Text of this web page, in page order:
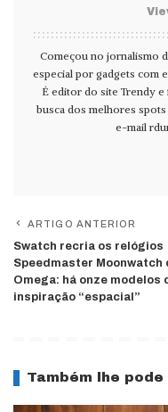
Começou no jornalismo
especial por gadgets com
É editor do site Trendy e
busca dos melhores
e-mail
ARTIGO ANTERIOR
Swatch recria os relógios
Speedmaster Moonwatch
Omega: há onze modelos
inspiração “espacial”
Também lhe